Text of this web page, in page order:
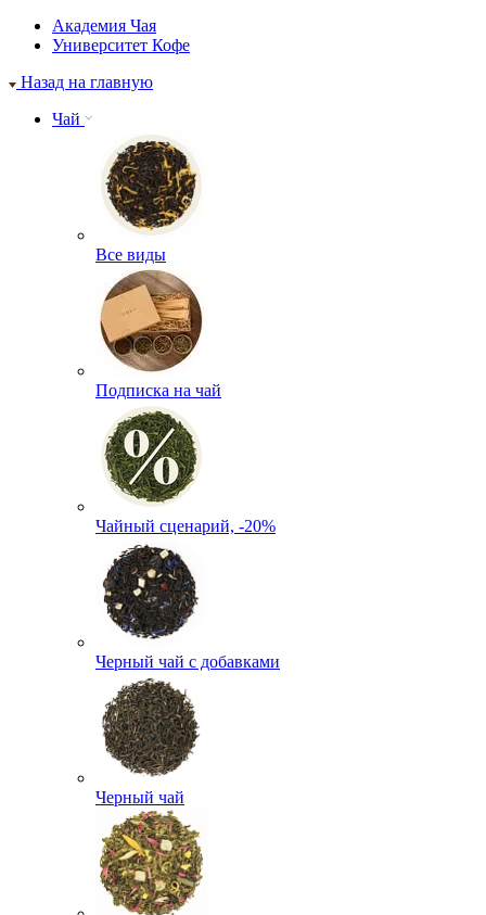
Академия Чая
Университет Кофе
Назад на главную
Чай
Все виды
Подписка на чай
Чайный сценарий, -20%
Черный чай с добавками
Черный чай